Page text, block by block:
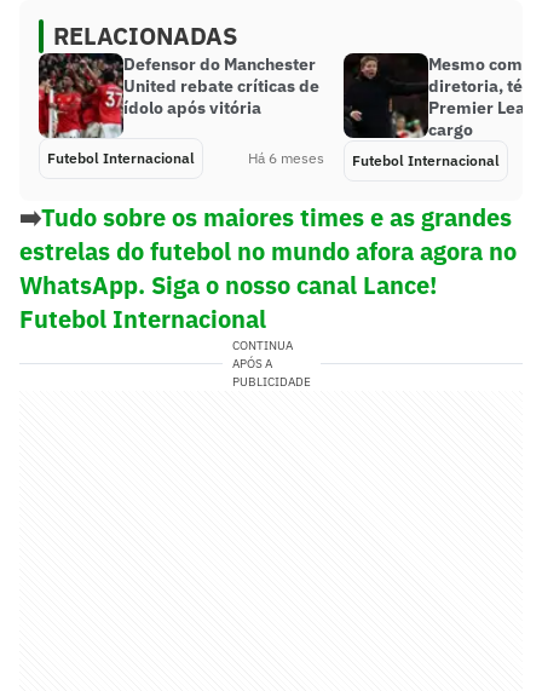
RELACIONADAS
Defensor do Manchester
United rebate críticas de
ídolo após vitória
Futebol Internacional Há 6 meses
Mesmo com
diretoria,
Premier
cargo
Futebol Internacional
➡️Tudo sobre os maiores times e as grandes
estrelas do futebol no mundo afora agora no
WhatsApp. Siga o nosso canal Lance!
Futebol Internacional
CONTINUA
APÓS A
PUBLICIDADE